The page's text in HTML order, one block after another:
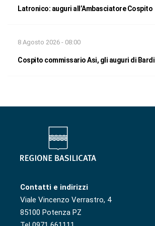
Latronico: auguri all’Ambasciatore Cospito
8 Agosto 2026 - 08:00
Cospito commissario Asi, gli auguri di Bardi
Contatti e indirizzi
Viale Vincenzo Verrastro, 4
85100 Potenza PZ